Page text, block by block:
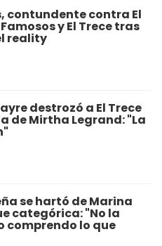
contundente contra El
y El Trece tras
reality
destrozó a El Trece
de Mirtha Legrand: "La
se hartó de Marina
categórica: "No la
comprendo lo que